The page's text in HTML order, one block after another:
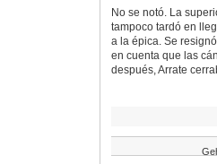
No se notó. La
tampoco tardó en
a la épica. Se
en cuenta que las
después, Arrate